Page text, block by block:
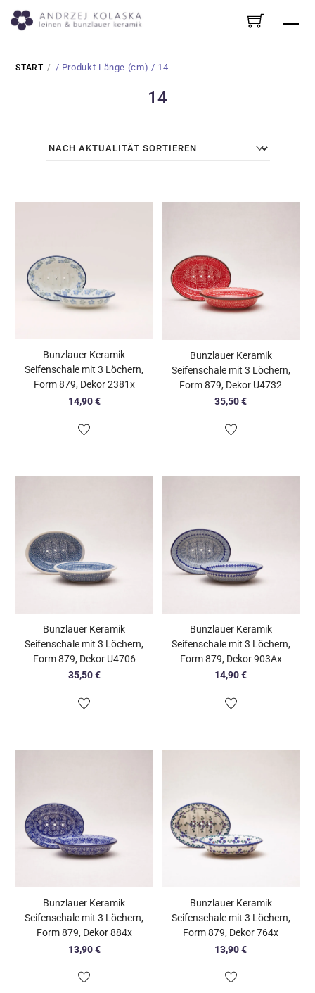
Skip
START / Produkt Länge (cm) / 14
14
Bunzlauer Keramik
Seifenschale mit 3 Löchern,
Form 879, Dekor 2381x
14,90€
Bunzlauer Keramik
Seifenschale mit 3 Löchern,
Form 879, Dekor U4732
35,50€
Bunzlauer Keramik
Seifenschale mit 3 Löchern,
Form 879, Dekor U4706
35,50€
Bunzlauer Keramik
Seifenschale mit 3 Löchern,
Form 879, Dekor 903Ax
14,90€
Bunzlauer Keramik
Seifenschale mit 3 Löchern,
Form 879, Dekor 884x
13,90€
Bunzlauer Keramik
Seifenschale mit 3 Löchern,
Form 879, Dekor 764x
13,90€